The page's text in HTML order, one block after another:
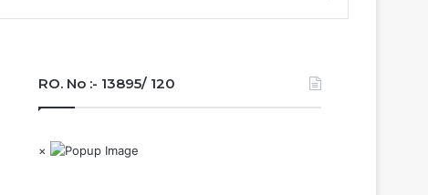
RO. No :- 13895/ 120
×